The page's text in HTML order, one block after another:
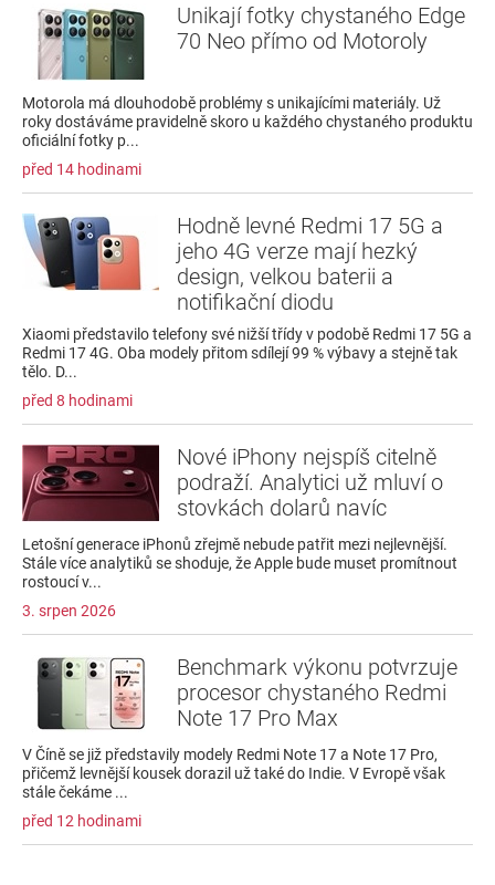
Unikají fotky chystaného Edge
70 Neo přímo od Motoroly
Motorola má dlouhodobě problémy s unikajícími materiály. Už
roky dostáváme pravidelně skoro u každého chystaného produktu
oficiální fotky p...
před 14 hodinami
Hodně levné Redmi 17 5G a
jeho 4G verze mají hezký
design, velkou baterii a
notifikační diodu
Xiaomi představilo telefony své nižší třídy v podobě Redmi 17 5G a
Redmi 17 4G. Oba modely přitom sdílejí 99 % výbavy a stejně tak
tělo. D...
před 8 hodinami
Nové iPhony nejspíš citelně
podraží. Analytici už mluví o
stovkách dolarů navíc
Letošní generace iPhonů zřejmě nebude patřit mezi nejlevnější.
Stále více analytiků se shoduje, že Apple bude muset promítnout
rostoucí v...
3. srpen 2026
Benchmark výkonu potvrzuje
procesor chystaného Redmi
Note 17 Pro Max
V Číně se již představily modely Redmi Note 17 a Note 17 Pro,
přičemž levnější kousek dorazil už také do Indie. V Evropě však
stále čekáme ...
před 12 hodinami